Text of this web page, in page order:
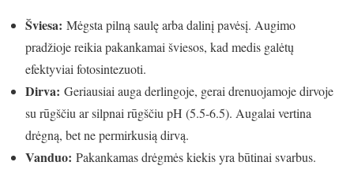
Šviesa: Mėgsta pilną saulę arba dalinį pavėsį. Augimo
pradžioje reikia pakankamai šviesos, kad medis galėtų
efektyviai fotosintezuoti.
Dirva: Geriausiai auga derlingoje, gerai drenuojamoje dirvoje
su rūgščiu ar silpnai rūgščiu pH (5.5-6.5). Augalai vertina
drėgną, bet ne permirkusią dirvą.
Vanduo: Pakankamas drėgmės kiekis yra būtinai svarbus.